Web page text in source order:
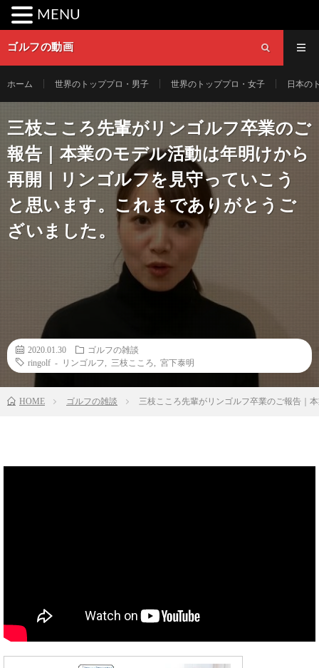
ゴルフの動画
ホーム 世界のトッププロ・男子 世界のトッププロ・女子 日本の
三枝こころ先輩がリンゴルフ卒業のご
報告｜本業のモデル活動は年明けから
再開｜リンゴルフを見守っていこう
と思います。これまでありがとうご
ざいました。
2020.01.30
ゴルフの雑談
ringolf - リンゴルフ
三枝こころ 宮下泰明
HOME ゴルフの雑談 三枝こころ先輩がリンゴルフ卒業のご報告｜
MENU